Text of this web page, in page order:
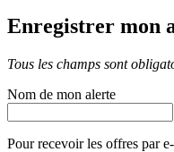
Enregistrer mon
Tous les champs sont
Nom de mon alerte
Pour recevoir les offres par